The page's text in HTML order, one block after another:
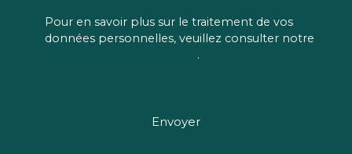
Pour en savoir plus sur le traitement de vos
données personnelles, veuillez consulter notre
.
Envoyer